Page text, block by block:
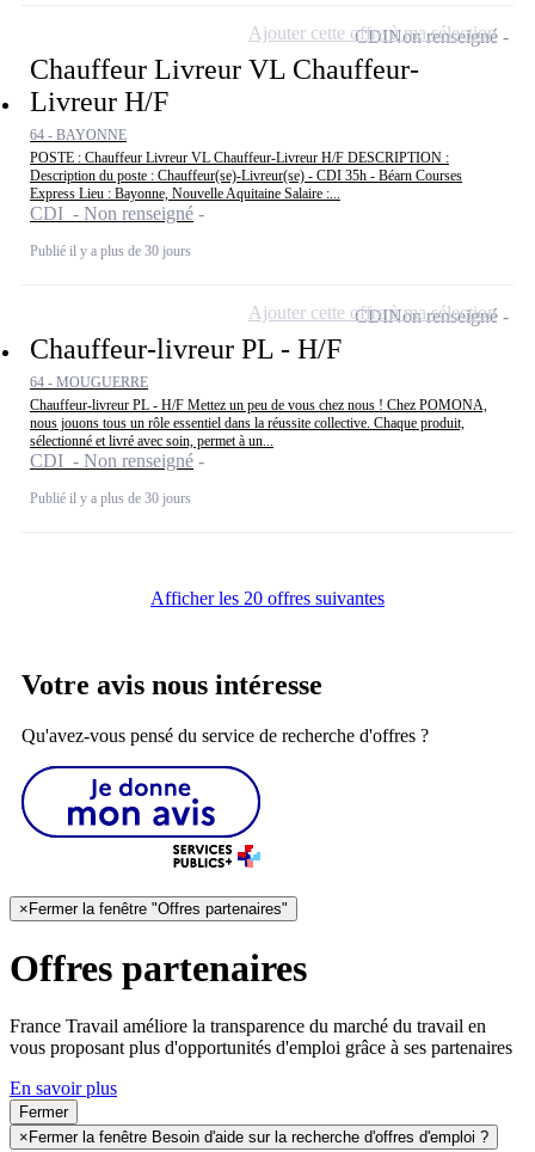
Chauffeur Livreur VL Chauffeur-
Livreur H/F
64 - BAYONNE
POSTE : Chauffeur Livreur VL Chauffeur-Livreur H/F DESCRIPTION :
Description du poste : Chauffeur(se)-Livreur(se) - CDI 35h - Béarn Courses
Express Lieu : Bayonne, Nouvelle Aquitaine Salaire :...
CDI - Non renseigné
Publié il y a plus de 30 jours
CDINon renseigné
Ajouter cette offre à ma sélection
Chauffeur-livreur PL - H/F
64 - MOUGUERRE
Chauffeur-livreur PL - H/F Mettez un peu de vous chez nous ! Chez POMONA,
nous jouons tous un rôle essentiel dans la réussite collective. Chaque produit,
sélectionné et livré avec soin, permet à un...
CDI - Non renseigné
Publié il y a plus de 30 jours
CDINon renseigné
Ajouter cette offre à ma sélection
Afficher les 20 offres suivantes
Votre avis nous intéresse
Qu'avez-vous pensé du service de recherche d'offres ?
×Fermer la fenêtre "Offres partenaires"
Offres partenaires
France Travail améliore la transparence du marché du travail en
vous proposant plus d'opportunités d'emploi grâce à ses partenaires
En savoir plus
Fermer
× Fermer la fenêtre Besoin d'aide sur la recherche d'offres d'emploi ?